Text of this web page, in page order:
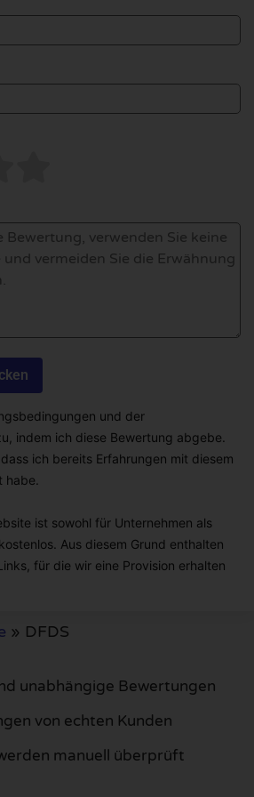
und der
indem ich diese Bewertung abgebe.
ich bereits Erfahrungen mit diesem
ist sowohl für Unternehmen als
Aus diesem Grund enthalten
für die wir eine Provision erhalten
» DFDS
unabhängige Bewertungen
von echten Kunden
manuell überprüft